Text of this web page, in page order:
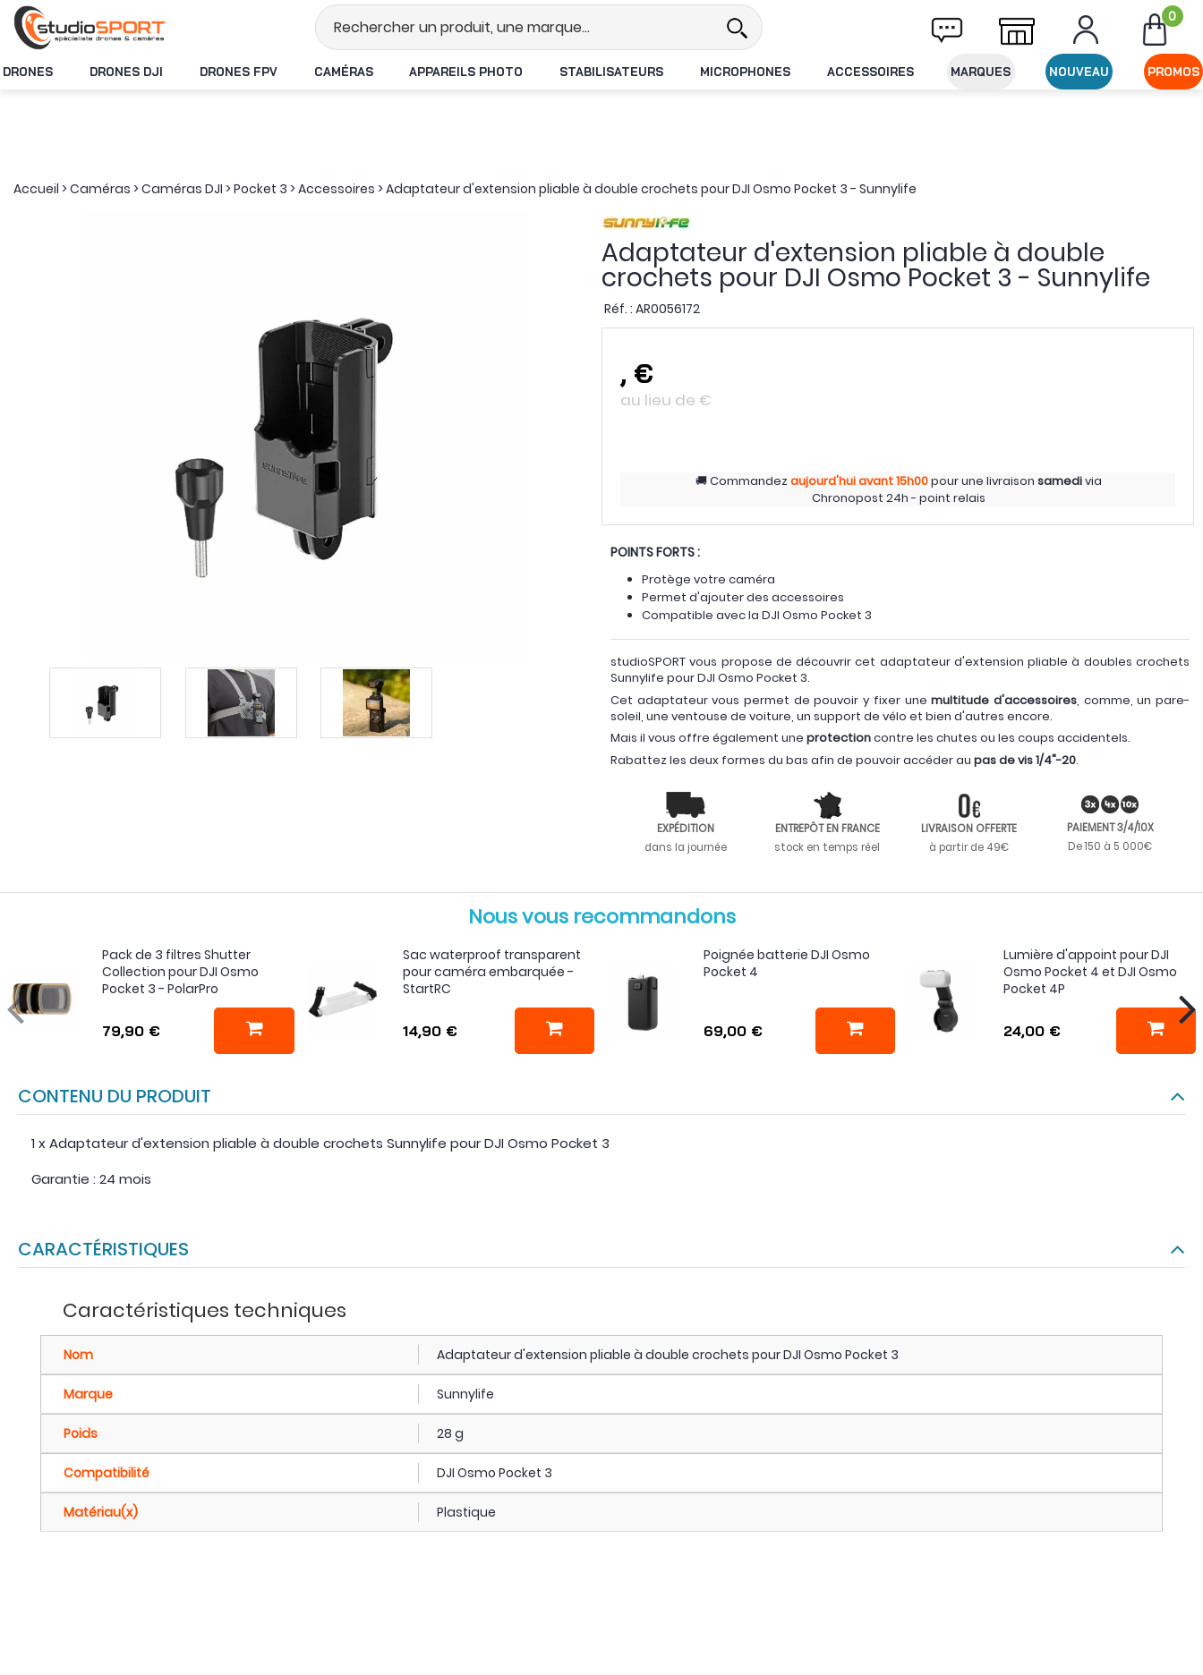
Stock en temps réel Livraison offerte dès 49€ d'achat 0
DRONES DRONES DJI DRONES FPV CAMÉRAS APPAREILS PHOTO STABILISATEURS MICROPHONES ACCESSOIRES MARQUES NOUVEAU PROMOS
Accueil >Caméras >Caméras DJI >Pocket 3 >Accessoires >Adaptateur d'extension pliable à double crochets pour DJI Osmo Pocket 3 - Sunnylife
Adaptateur d'extension pliable à double
crochets pour DJI Osmo Pocket 3 - Sunnylife
Réf. : AR0056172
, €
au lieu de €
Commandezaujourd'huiavant 15h00pour une livraison samedivia
Chronopost 24h - point relais
POINTS FORTS :
Protège votre caméra
Permet d'ajouter des accessoires
Compatible avec la DJI Osmo Pocket 3
studioSPORT vous propose de découvrir cet adaptateur d'extension pliable à doubles crochets
Sunnylife pour DJI Osmo Pocket 3.
Cet adaptateur vous permet de pouvoir y fixer unemultitude d'accessoires, comme, un pare-
soleil, une ventouse de voiture, un support de vélo et bien d'autres encore.
Mais il vous offre également une protectioncontre les chutes ou les coups accidentels.
Rabattez les deux formes du bas afin de pouvoir accéder au pas de vis 1/4"-20.
EXPÉDITION
dans la journée
ENTREPÔT EN FRANCE
stock en temps réel
LIVRAISON OFFERTE
à partir de 49€
PAIEMENT 3/4/10X
De 150 à 5 000€
Nous vous recommandons
Pack de 3 filtres Shutter
Collection pour DJI Osmo
Pocket 3 - PolarPro
79,90 €
Sac waterproof transparent
pour caméra embarquée -
StartRC
14,90 €
Poignée batterie DJI Osmo
Pocket 4
69,00 €
Lumière d'appoint pour DJI
Osmo Pocket 4 et DJI Osmo
Pocket 4P
24,00 €
CONTENU DU PRODUIT
1 x Adaptateur d'extension pliable à double crochets Sunnylife pour DJI Osmo Pocket 3
Garantie : 24 mois
CARACTÉRISTIQUES
Caractéristiques techniques
Nom Adaptateur d'extension pliable à double crochets pour DJI Osmo Pocket 3
Marque Sunnylife
Poids 28 g
Compatibilité DJI Osmo Pocket 3
Matériau(x) Plastique